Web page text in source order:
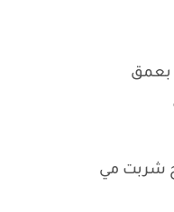
بعمق
شربت مي